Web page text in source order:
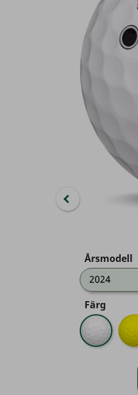
Årsmodell
2024
Färg
Vit